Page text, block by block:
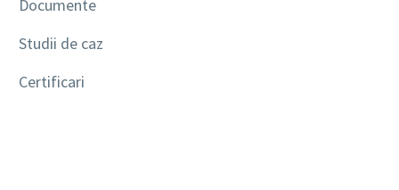
Documente
Studii de caz
Certificari